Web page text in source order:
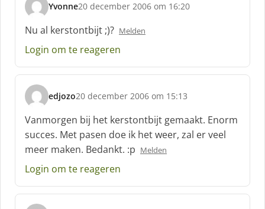
Yvonne
s
c
h
r
e
f
:
20 december 2006 om 16:20
Nu al kerstontbijt ;)? Melden
Login om te reageren
edjozo
s
c
h
r
e
e
:
20 december 2006 om 15:13
Vanmorgen bij het kerstontbijt gemaakt. Enorm
succes. Met pasen doe ik het weer, zal er veel
meer maken. Bedankt. :p Melden
Login om te reageren